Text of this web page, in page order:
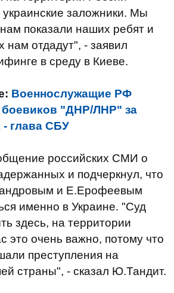
заложники. Мы
показали наших ребят и
нам отдадут", - заявил
в среду в Киеве.
Военнослужащие РФ
"ДНР/ЛНР" за
- глава СБУ
российских СМИ о
и подчеркнул, что
и Е.Ерофеевым
именно в Украине. "Суд
здесь, на территории
это очень важно, потому что
преступления на
страны", - сказал Ю.Тандит.